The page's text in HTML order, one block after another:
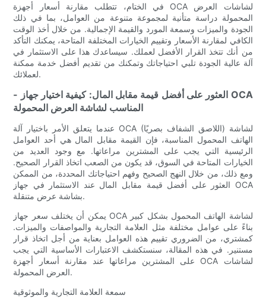
في الختام، تتطلب مقارنة أسعار أجهزة OCA لشاشات العرض
المحمولة دراسة متأنية لمجموعة متنوعة من العوامل، بما في ذلك
الجودة والميزات وسمعة المورد والقيمة الإجمالية. من خلال أخذ الوقت
الكافي لمقارنة الأسعار وتقييم الخيارات المختلفة المتاحة، يمكنك التأكد
من أنك تتخذ القرار الأفضل لعملك. سيساعدك هذا على الاستثمار في
آلة عالية الجودة تلبي احتياجاتك وتمكنك من تقديم أفضل خدمة ممكنة
لعملائك.
- العثور على أفضل قيمة مقابل المال: كيفية اختيار جهاز OCA
المناسب لشاشة العرض المحمولة
عندما يتعلق الأمر باختيار آلة OCA (اللاصق الشفاف بصريًا) لشاشة
الهاتف المحمول المناسبة، فإن القيمة مقابل المال هي أحد العوامل
الرئيسية التي يجب على المشترين مراعاتها. مع وجود العديد من
الخيارات المتاحة في السوق، قد يكون من الصعب اتخاذ القرار الصحيح.
ومع ذلك، من خلال النهج الصحيح وفهم احتياجاتك المحددة، من الممكن
العثور على أفضل قيمة مقابل المال عند الاستثمار في جهاز OCA
بشاشة عرض متنقلة.
يمكن أن يختلف سعر جهاز OCA لشاشة الهاتف المحمول بشكل كبير
بناءً على عوامل مختلفة مثل العلامة التجارية والمواصفات والميزات.
كمشتري، من الضروري تقييم هذه العوامل بعناية من أجل اتخاذ قرار
مستنير. في هذه المقالة، سنستكشف الاعتبارات الأساسية التي يجب
على المشترين مراعاتها عند مقارنة أسعار أجهزة OCA لشاشات
العرض المحمولة.
سمعة العلامة التجارية والموثوقية